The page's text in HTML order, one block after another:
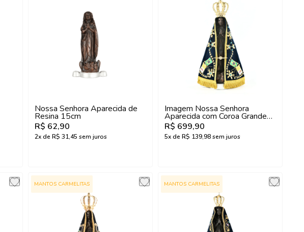
Nossa Senhora Aparecida de
Resina 15cm
R$ 62,90
2x de R$ 31,45 sem juros
Imagem Nossa Senhora
Aparecida com Coroa Grande
Especial
R$ 699,90
5x de R$ 139,98sem juros
MANTOS CARMELITAS MANTOS CARMELITAS